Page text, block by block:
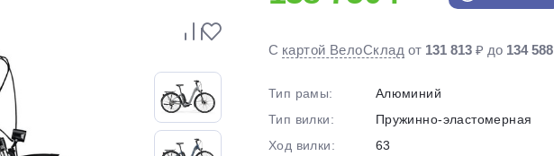
С картой ВелоСклад от 131 813 ₽ до 134 588
Тип рамы:
Алюминий
Тип вилки:
Пружинно-эластомерная
Ход вилки:
63
Разбейте
оплату
на части
без переплат